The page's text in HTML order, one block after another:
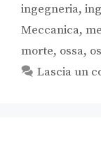
ingegneria,
Meccanica,
morte, ossa,
Lascia un